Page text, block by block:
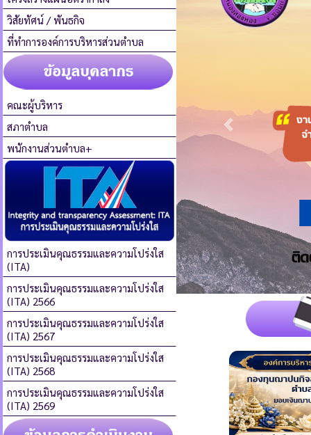
วิสัยทัศน์ / พันธกิจ
ที่ทำการองค์การบริหารส่วนตำบล
คณะผู้บริหาร
สภาตำบล
พนักงานส่วนตำบล+
การประเมินคุณธรรมและความโปร่งใส
(ITA)
การประเมินคุณธรรมและความโปร่งใส
(ITA) 2566
การประเมินคุณธรรมและความโปร่งใส
(ITA) 2567
การประเมินคุณธรรมและความโปร่งใส
(ITA) 2568
การประเมินคุณธรรมและความโปร่งใส
(ITA) 2569